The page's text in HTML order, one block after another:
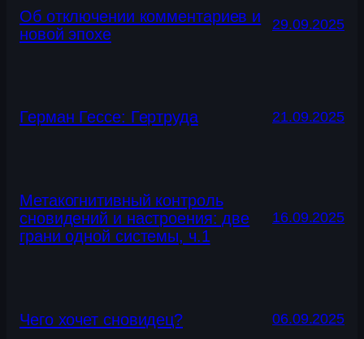
Об отключении комментариев и
новой эпохе
29.09.2025
Герман Гессе: Гертруда 21.09.2025
Метакогнитивный контроль
сновидений и настроения: две
грани одной системы, ч.1
16.09.2025
Чего хочет сновидец? 06.09.2025